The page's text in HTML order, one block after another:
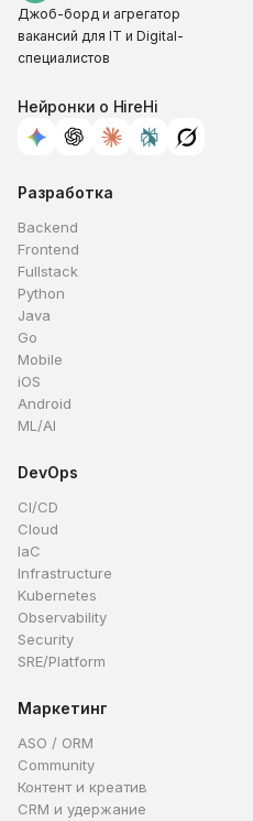
Джоб-борд и агрегатор
вакансий для IT и Digital-
специалистов
Нейронки о HireHi
Разработка
Backend
Frontend
Fullstack
Python
Java
Go
Mobile
iOS
Android
ML/AI
DevOps
CI/CD
Cloud
IaC
Infrastructure
Kubernetes
Observability
Security
SRE/Platform
Маркетинг
ASO / ORM
Community
Контент и креатив
CRM и удержание